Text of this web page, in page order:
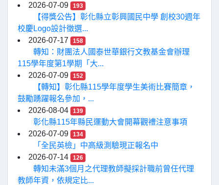
2026-07-09
193
【得獎公告】彰化縣立彰興國民中學 創校30週年
校慶Logo設計徵選...
2026-07-17
158
轉知：財團法人國泰世華銀行文教基金會辦理
115學年度第1學期「大...
2026-07-09
152
【轉知】彰化縣115學年度學生美術比賽簡章，
鼓勵踴躍報名參加，...
2026-08-04
139
彰化縣115年縣民運動大會開幕觀禮注意事項
2026-07-09
134
「全民英檢」中高級測驗現正報名中
2026-07-14
126
轉知未滿3個月之代理教師擬採計職前曾任代理
教師年資，依規定比...